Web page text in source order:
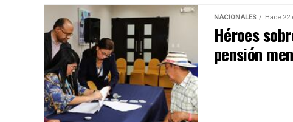
NACIONALES Hace 22
Héroes
pensión